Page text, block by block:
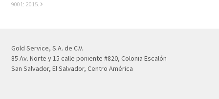
9001: 2015.
Gold Service, S.A. de C.V.
85 Av. Norte y 15 calle poniente #820, Colonia Escalón
San Salvador, El Salvador, Centro América